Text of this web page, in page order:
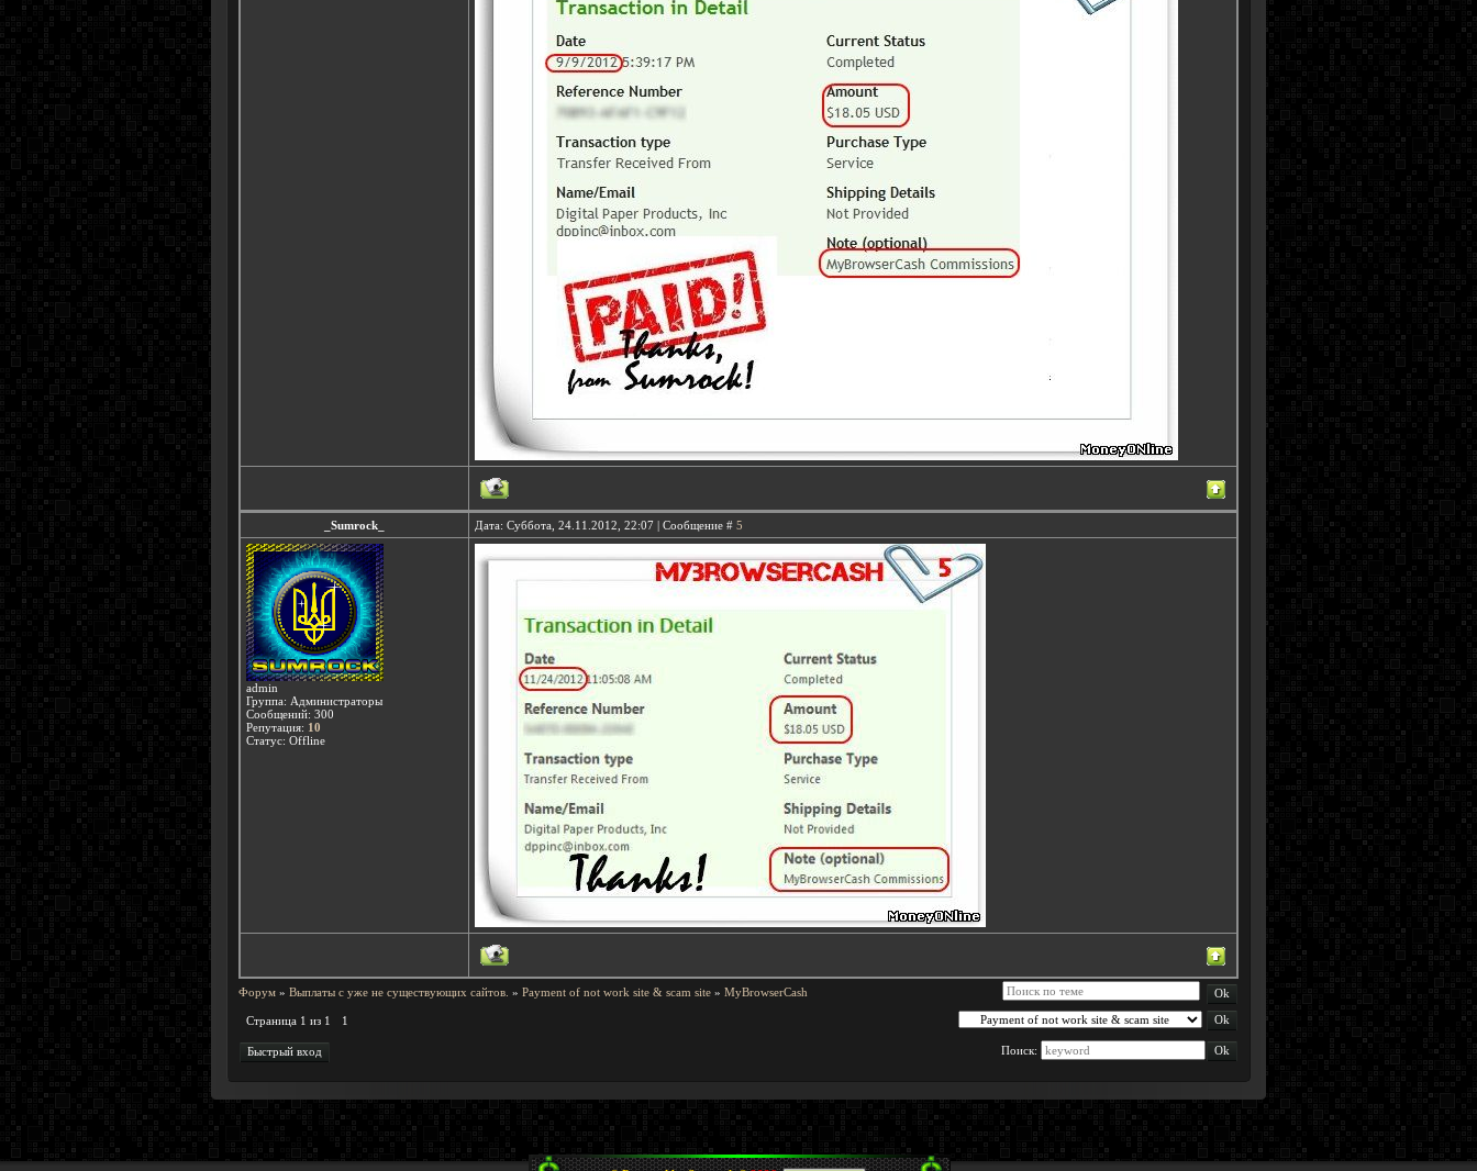
_Sumrock_ Дата: Суббота, 24.11.2012, 22:07 | Сообщение # 5
admin
Группа: Администраторы
Сообщений: 300
Репутация: 10
Статус: Offline
Форум » Выплаты с уже не существующих сайтов. » Payment of not work site & scam site » MyBrowserCash
Страница 1 из 1 1
Поиск: